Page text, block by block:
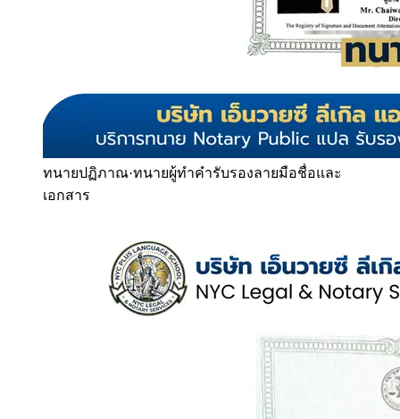
ทนายปฏิภาณ·ทนายผู้ทำคำรับรองลายมือชื่อและ
เอกสาร